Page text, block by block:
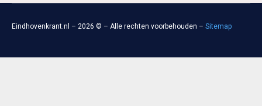
Eindhovenkrant.nl – 2026 © – Alle rechten voorbehouden – Sitemap